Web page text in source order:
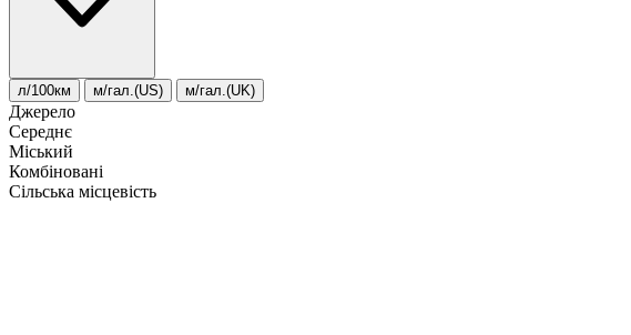
л/100км м/гал.(US) м/гал.(UK)
Джерело
Середнє
Міський
Комбіновані
Сільська місцевість